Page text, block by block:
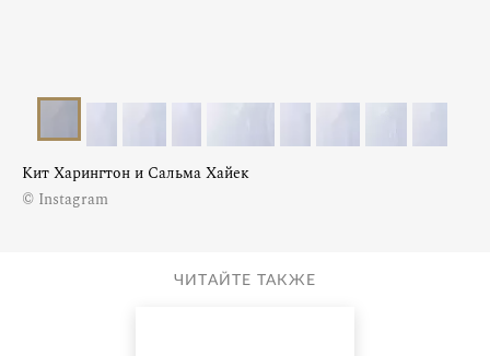
Кит Харингтон и Сальма Хайек
© Instagram
ЧИТАЙТЕ ТАКЖЕ